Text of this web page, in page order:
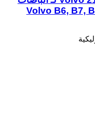
Volvo B6, B7,